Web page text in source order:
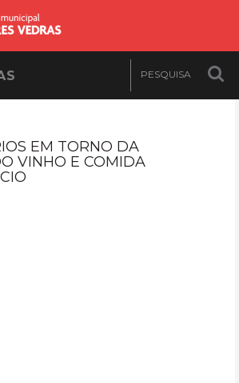
EM TORNO DA
VINHO E COMIDA